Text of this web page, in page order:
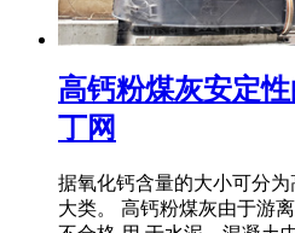
高钙粉煤灰安定
丁网
据氧化钙含量的大小可分
大类。 高钙粉煤灰由于游